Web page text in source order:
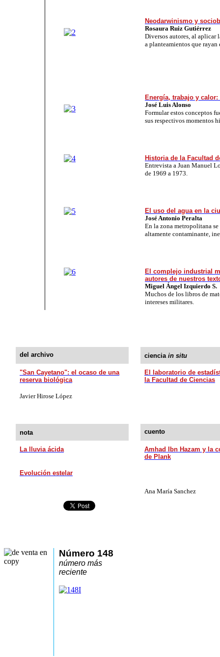
Neodarwinismo y
Rosaura Ruiz Gutiérrez
Diversos autores, al
a planteamientos que rayan
Energía, trabajo y
José Luis Alonso
Formular estos conceptos
sus respectivos momentos
Historia de la Facultad
Entrevista a Juan Manuel
de 1969 a 1973.
El uso del agua en la
José Antonio Peralta
En la zona metropolitana
altamente contaminante,
El complejo industrial
autores de nuestros
Miguel Ángel Izquierdo S.
Muchos de los libros de
intereses militares.
del archivo ciencia in situ
"San Cayetano": el ocaso de una
reserva biológica
El laboratorio de
la Facultad de Ciencias
Javier Hirose López
nota cuento
La lluvia ácida
Amhad Ibn Hazam y la
de Plank
Evolución estelar
Ana María Sanchez
Número 148
número más
reciente